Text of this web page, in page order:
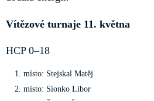
Vítězové turnaje 11. května
HCP 0–18
místo: Stejskal Matěj
místo: Sionko Libor